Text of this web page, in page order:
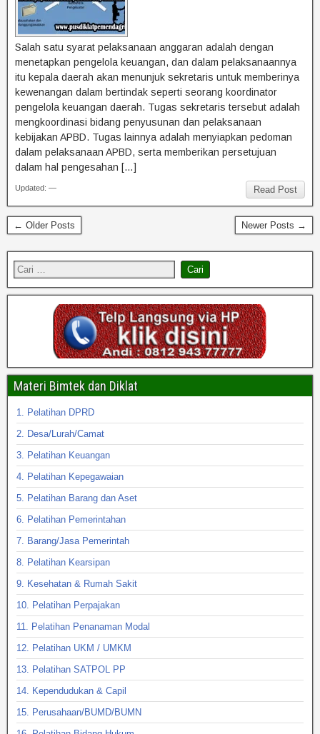
Salah satu syarat pelaksanaan anggaran adalah dengan
menetapkan pengelola keuangan, dan dalam pelaksanaannya
itu kepala daerah akan menunjuk sekretaris untuk memberinya
kewenangan dalam bertindak seperti seorang koordinator
pengelola keuangan daerah. Tugas sekretaris tersebut adalah
mengkoordinasi bidang penyusunan dan pelaksanaan
kebijakan APBD. Tugas lainnya adalah menyiapkan pedoman
dalam pelaksanaan APBD, serta memberikan persetujuan
dalam hal pengesahan […]
Read Post
Updated: —
← Older Posts Newer Posts →
Materi Bimtek dan Diklat
1. Pelatihan DPRD
2. Desa/Lurah/Camat
3. Pelatihan Keuangan
4. Pelatihan Kepegawaian
5. Pelatihan Barang dan Aset
6. Pelatihan Pemerintahan
7. Barang/Jasa Pemerintah
8. Pelatihan Kearsipan
9. Kesehatan & Rumah Sakit
10. Pelatihan Perpajakan
11. Pelatihan Penanaman Modal
12. Pelatihan UKM / UMKM
13. Pelatihan SATPOL PP
14. Kependudukan & Capil
15. Perusahaan/BUMD/BUMN